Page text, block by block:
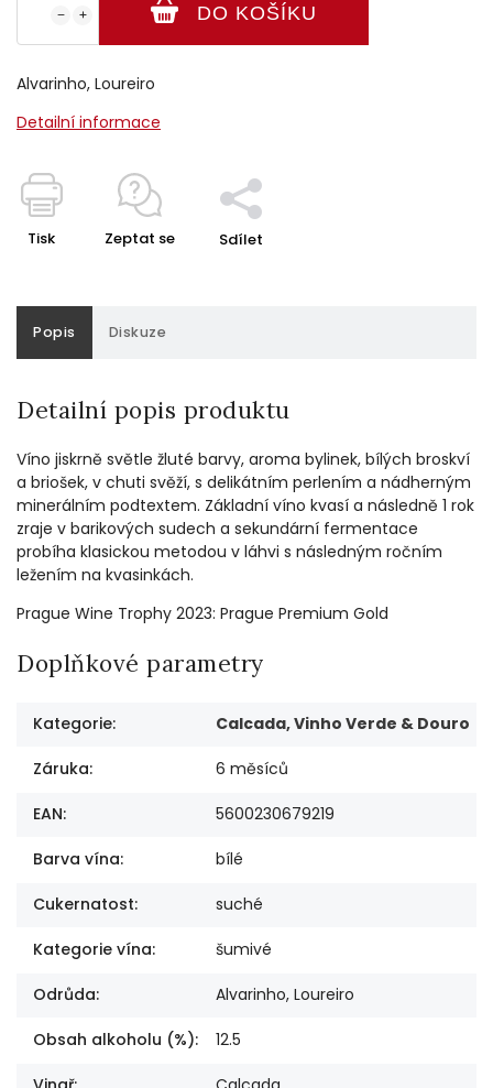
+
− DO KOŠÍKU
Alvarinho, Loureiro
Detailní informace
Tisk Zeptat se Sdílet
Popis Diskuze
Detailní popis produktu
Víno jiskrně světle žluté barvy, aroma bylinek, bílých broskví
a briošek, v chuti svěží, s delikátním perlením a nádherným
minerálním podtextem. Základní víno kvasí a následně 1 rok
zraje v barikových sudech a sekundární fermentace
probíha klasickou metodou v láhvi s následným ročním
ležením na kvasinkách.
Prague Wine Trophy 2023: Prague Premium Gold
Doplňkové parametry
Kategorie: Calcada, Vinho Verde & Douro
Záruka: 6 měsíců
EAN: 5600230679219
Barva vína: bílé
Cukernatost: suché
Kategorie vína: šumivé
Odrůda: Alvarinho, Loureiro
Obsah alkoholu (%): 12.5